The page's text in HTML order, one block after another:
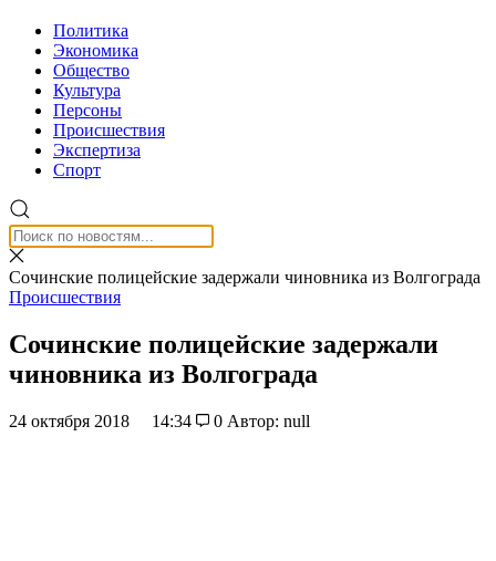
Политика
Экономика
Общество
Культура
Персоны
Происшествия
Экспертиза
Спорт
Сочинские полицейские задержали чиновника из Волгограда
Происшествия
Сочинские полицейские задержали
чиновника из Волгограда
24 октября 2018 14:34 0 Автор: null